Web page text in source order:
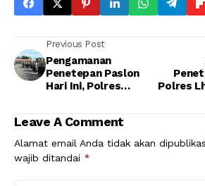
Previous Post
Pengamanan
Penetepan Paslon
Hari Ini, Polres
Personil
Polres
Leave A Comment
Alamat email Anda tidak akan
wajib ditandai *